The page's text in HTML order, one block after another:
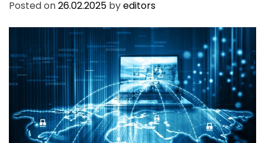
Posted on26.02.2025 byeditors